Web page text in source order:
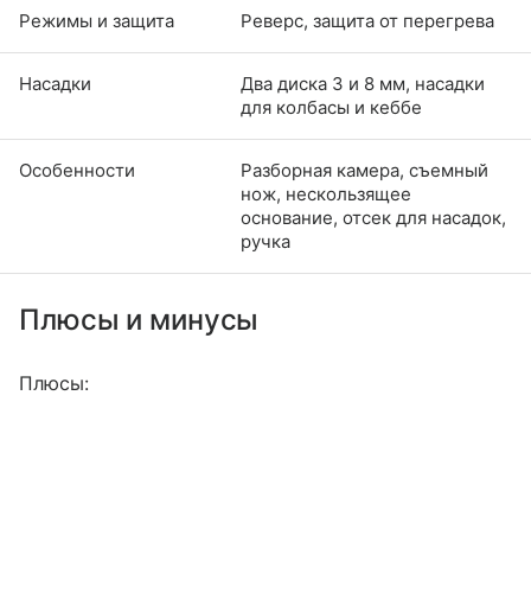
Режимы и защита Реверс, защита от перегрева
Насадки
Два диска 3 и 8 мм, насадки
для колбасы и кеббе
Особенности
Разборная камера, съемный
нож, нескользящее
основание, отсек для насадок,
ручка
Плюсы и минусы
Плюсы: